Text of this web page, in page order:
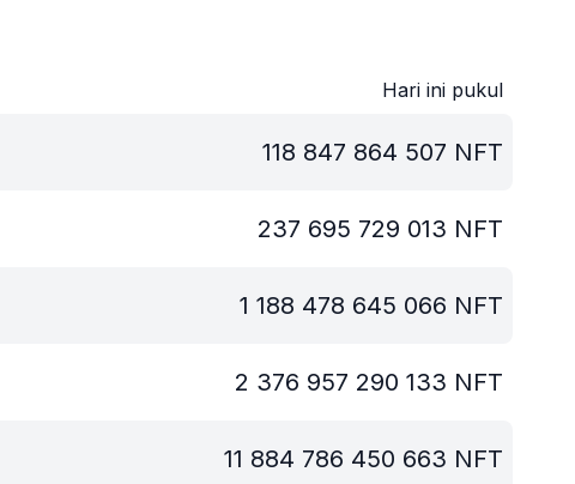
Hari ini pukul
118 847 864 507 NFT
237 695 729 013 NFT
1 188 478 645 066 NFT
2 376 957 290 133 NFT
11 884 786 450 663 NFT